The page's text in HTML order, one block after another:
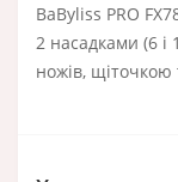
BaByliss PRO
2 насадками (6 і
ножів, щіточкою